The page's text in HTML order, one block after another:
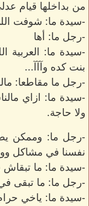
من بداخلها قيام
-سيدة ما: شوفت
-رجل ما: أها
-سيدة ما: العربية
بنت كده وآآآ...
-رجل ما مقاطعا:
-سيدة ما: ازاي
ولا حاجة.
-رجل ما: وممكن
نفسنا في مشاكل
-سيدة ما: ما
-رجل ما: ما تبقى
-سيدة ما: ياخي